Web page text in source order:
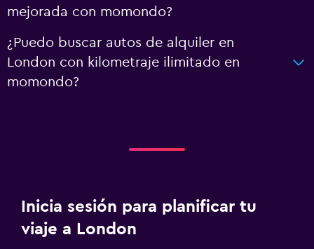
mejorada con momondo?
¿Puedo buscar autos de alquiler en
London con kilometraje ilimitado en
momondo?
Inicia sesión para planificar tu
viaje a London